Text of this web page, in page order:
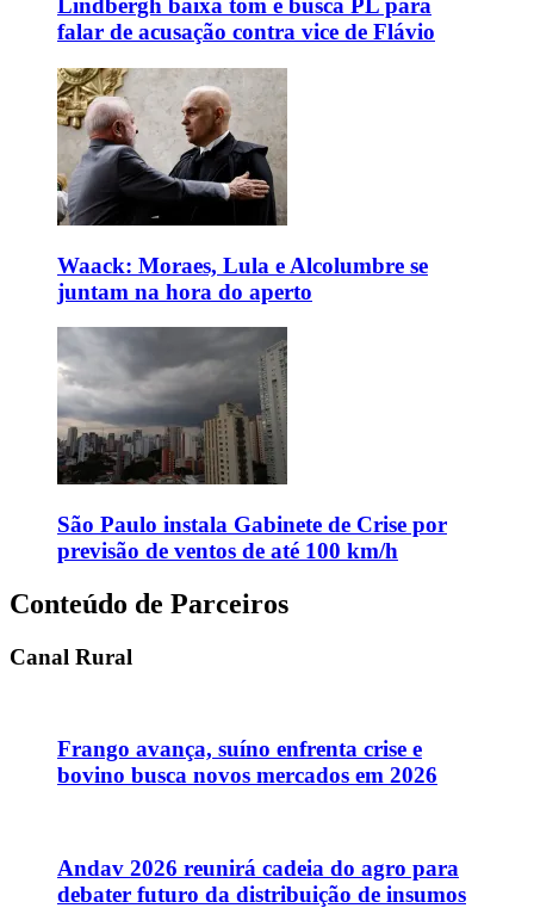
Lindbergh baixa tom e busca PL para
falar de acusação contra vice de Flávio
Waack: Moraes, Lula e Alcolumbre se
juntam na hora do aperto
São Paulo instala Gabinete de Crise por
previsão de ventos de até 100 km/h
Conteúdo de Parceiros
Canal Rural
Frango avança, suíno enfrenta crise e
bovino busca novos mercados em 2026
Andav 2026 reunirá cadeia do agro para
debater futuro da distribuição de insumos